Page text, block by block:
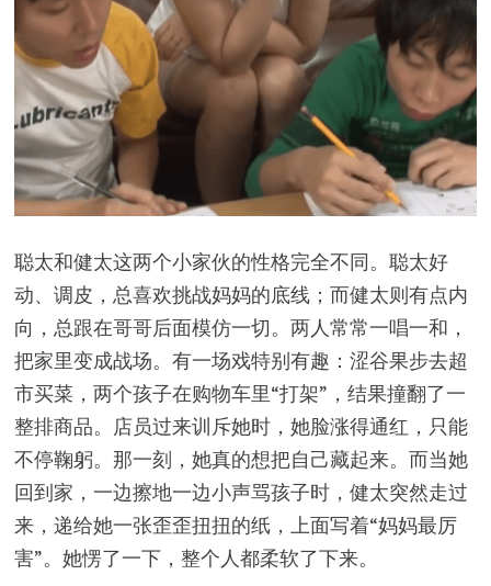
聪太和健太这两个小家伙的性格完全不同。聪太好
动、调皮，总喜欢挑战妈妈的底线；而健太则有点内
向，总跟在哥哥后面模仿一切。两人常常一唱一和，
把家里变成战场。有一场戏特别有趣：涩谷果步去超
市买菜，两个孩子在购物车里“打架”，结果撞翻了一
整排商品。店员过来训斥她时，她脸涨得通红，只能
不停鞠躬。那一刻，她真的想把自己藏起来。而当她
回到家，一边擦地一边小声骂孩子时，健太突然走过
来，递给她一张歪歪扭扭的纸，上面写着“妈妈最厉
害”。她愣了一下，整个人都柔软了下来。